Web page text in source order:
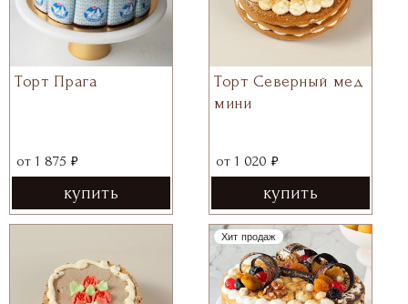
Торт Прага
от 1 875 ₽
купить
Торт Северный мед
мини
от 1 020 ₽
купить
Хит продаж